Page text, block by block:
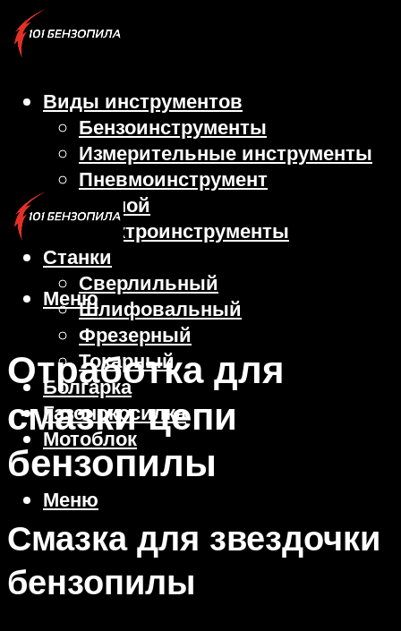
Виды инструментов
Бензоинструменты
Измерительные инструменты
Пневмоинструмент
Ручной
Электроинструменты
Станки
Сверлильный
Шлифовальный
Фрезерный
Токарный
Болгарка
Газонокосилка
Мотоблок
Меню
Меню
Отработка для
смазки цепи
бензопилы
Смазка для звездочки
бензопилы